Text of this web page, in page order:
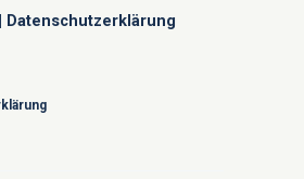
Datenschutzerklärung